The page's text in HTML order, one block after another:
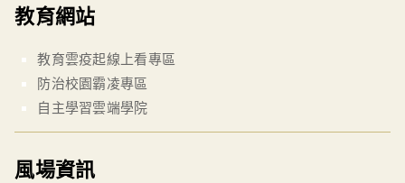
教育網站
教育雲疫起線上看專區
防治校園霸凌專區
自主學習雲端學院
風場資訊